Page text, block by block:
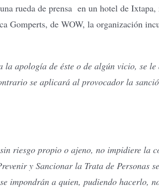
rueda de prensa en un hotel de Ixtapa,
Gomperts, de WOW, la organización
apología de éste o de algún vicio, se
se aplicará al provocador la
riesgo propio o ajeno, no impidiere la
y Sancionar la Trata de Personas
impondrán a quien, pudiendo hacerlo,